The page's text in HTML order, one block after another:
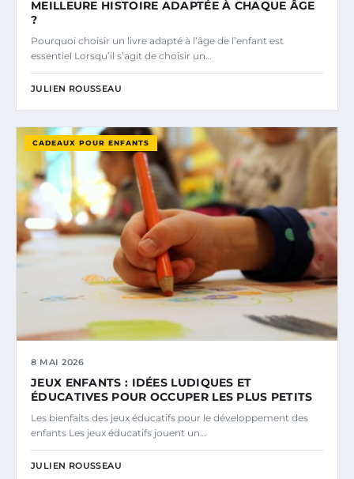
MEILLEURE HISTOIRE ADAPTÉE À CHAQUE ÂGE
?
Pourquoi choisir un livre adapté à l’âge de l’enfant est
essentiel Lorsqu’il s’agit de choisir un…
JULIEN ROUSSEAU
CADEAUX POUR ENFANTS
8 MAI 2026
JEUX ENFANTS : IDÉES LUDIQUES ET
ÉDUCATIVES POUR OCCUPER LES PLUS PETITS
Les bienfaits des jeux éducatifs pour le développement des
enfants Les jeux éducatifs jouent un…
JULIEN ROUSSEAU